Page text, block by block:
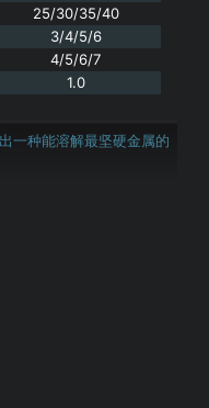
25/30/35/40
3/4/5/6
4/5/6/7
1.0
一种能溶解最坚硬金属的